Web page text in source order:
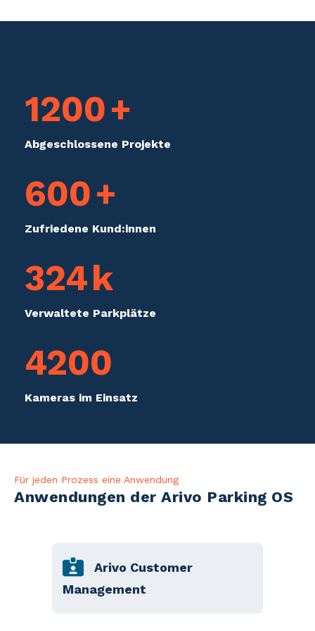
1200+
Abge­schlos­sene Projekte
600+
Zufriedene Kund:innen
324k
Verwaltete Parkplätze
4200
Kameras im Einsatz
Für jeden Prozess eine Anwendung
Anwendungen der Arivo Parking OS
Arivo Customer
Management
Zur Verwaltung von Dauerparkenden &
registrierten Kurzparkenden.
Mehr lesen